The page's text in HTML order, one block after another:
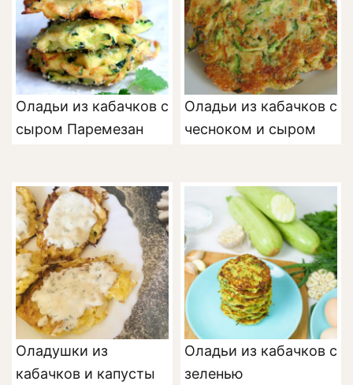
Оладьи из кабачков с
сыром Паремезан
Оладьи из кабачков с
чесноком и сыром
Оладушки из
кабачков и капусты
Оладьи из кабачков с
зеленью